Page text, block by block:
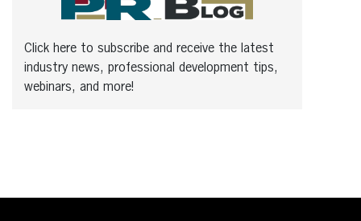
Click here to subscribe and receive the latest
industry news, professional development tips,
webinars, and more!